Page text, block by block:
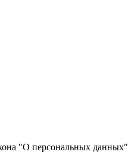
"О персональных данных"